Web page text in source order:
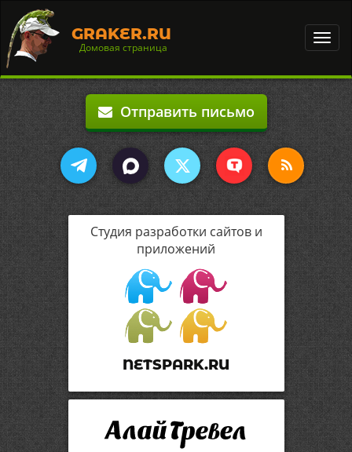
GRAKER.RU
Домовая страница
Отправить письмо
Студия разработки сайтов и
приложений
NETSPARK.RU